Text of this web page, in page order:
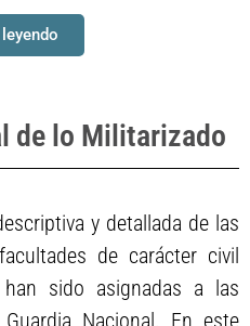
de lo Militarizado
y detallada de las
de carácter civil
sido asignadas a las